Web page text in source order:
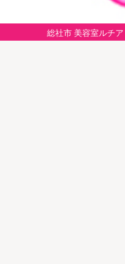
総社市 美容室ルチ